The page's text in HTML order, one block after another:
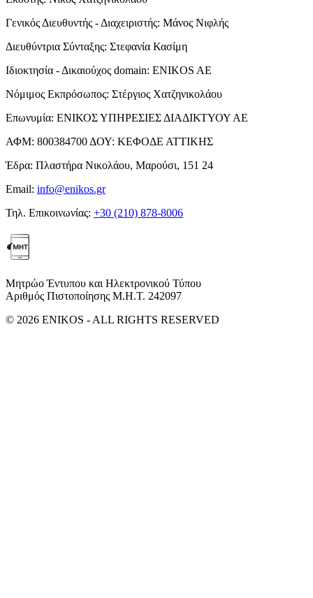
Γενικός Διευθυντής - Διαχειριστής: Μάνος Νιφλής
Διευθύντρια Σύνταξης: Στεφανία Κασίμη
Ιδιοκτησία - Δικαιούχος domain: ENIKOS AE
Νόμιμος Εκπρόσωπος: Στέργιος Χατζηνικολάου
Επωνυμία: ΕΝΙΚΟΣ ΥΠΗΡΕΣΙΕΣ ΔΙΑΔΙΚΤΥΟΥ ΑΕ
ΑΦΜ: 800384700 ΔΟΥ: ΚΕΦΟΔΕ ΑΤΤΙΚΗΣ
Έδρα: Πλαστήρα Νικολάου, Μαρούσι, 151 24
Email: info@enikos.gr
Τηλ. Επικοινωνίας: +30 (210) 878-8006
Μητρώο Έντυπου και Ηλεκτρονικού Τύπου
Αριθμός Πιστοποίησης Μ.Η.Τ. 242097
© 2026 ENIKOS - ALL RIGHTS RESERVED